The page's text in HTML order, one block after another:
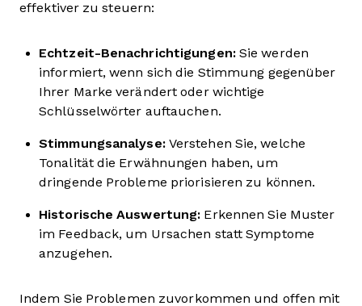
effektiver zu steuern:
Echtzeit-Benachrichtigungen:Sie werden
informiert, wenn sich die Stimmung gegenüber
Ihrer Marke verändert oder wichtige
Schlüsselwörter auftauchen.
Stimmungsanalyse:Verstehen Sie, welche
Tonalität die Erwähnungen haben, um
dringende Probleme priorisieren zu können.
Historische Auswertung: Erkennen Sie Muster
im Feedback, um Ursachen statt Symptome
anzugehen.
Indem Sie Problemen zuvorkommen und offen mit